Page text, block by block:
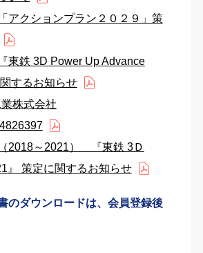
アクションプラン２０２９」策
東鉄 3D Power Up Advance
するお知らせ
株式会社
2018～2021） 『東鉄 3Ｄ
』 策定に関するお知らせ
のダウンロードは、会員登録後